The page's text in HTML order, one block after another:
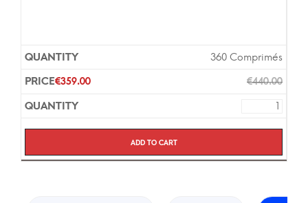
360 Comprimés
€440.00
€359.00
Add to cart